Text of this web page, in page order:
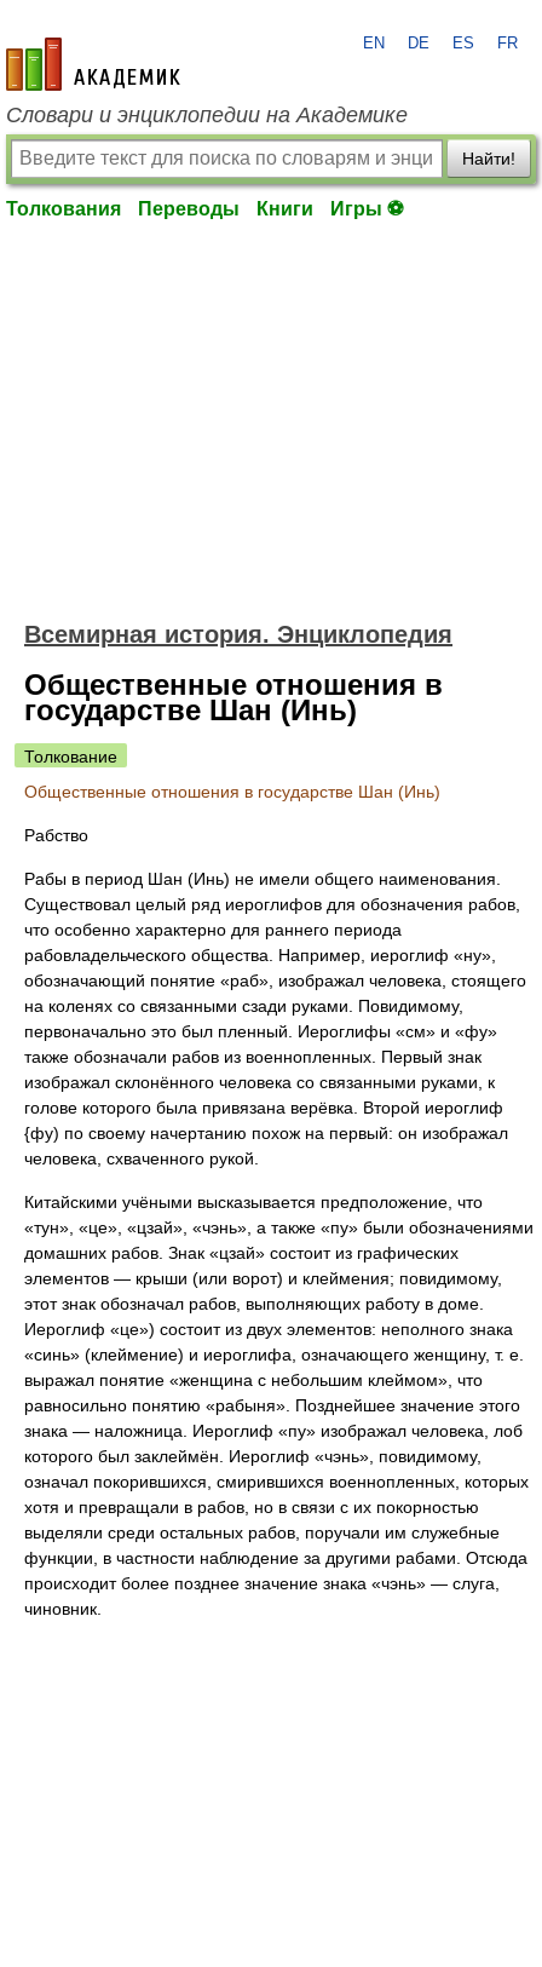
academic.ru
EN DE ES FR
Словари и энциклопедии на Академике
Найти!
Толкования Переводы Книги Игры ⚽
Всемирная история. Энциклопедия
Общественные отношения в
государстве Шан (Инь)
Толкование
Общественные отношения в государстве Шан (Инь)
Рабство
Рабы в период Шан (Инь) не имели общего наименования.
Существовал целый ряд иероглифов для обозначения рабов,
что особенно характерно для раннего периода
рабовладельческого общества. Например, иероглиф «ну»,
обозначающий понятие «раб», изображал человека, стоящего
на коленях со связанными сзади руками. Повидимому,
первоначально это был пленный. Иероглифы «см» и «фу»
также обозначали рабов из военнопленных. Первый знак
изображал склонённого человека со связанными руками, к
голове которого была привязана верёвка. Второй иероглиф
{фу) по своему начертанию похож на первый: он изображал
человека, схваченного рукой.
Китайскими учёными высказывается предположение, что
«тун», «це», «цзай», «чэнь», а также «пу» были обозначениями
домашних рабов. Знак «цзай» состоит из графических
элементов — крыши (или ворот) и клеймения; повидимому,
этот знак обозначал рабов, выполняющих работу в доме.
Иероглиф «це») состоит из двух элементов: неполного знака
«синь» (клеймение) и иероглифа, означающего женщину, т. е.
выражал понятие «женщина с небольшим клеймом», что
равносильно понятию «рабыня». Позднейшее значение этого
знака — наложница. Иероглиф «пу» изображал человека, лоб
которого был заклеймён. Иероглиф «чэнь», повидимому,
означал покорившихся, смирившихся военнопленных, которых
хотя и превращали в рабов, но в связи с их покорностью
выделяли среди остальных рабов, поручали им служебные
функции, в частности наблюдение за другими рабами. Отсюда
происходит более позднее значение знака «чэнь» — слуга,
чиновник.